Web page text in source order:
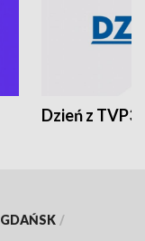
Dzień z TVP3
GDAŃSK /